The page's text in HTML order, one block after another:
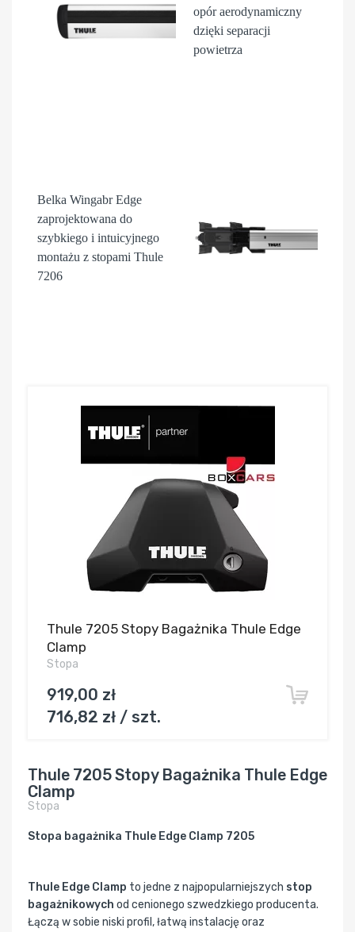
opór aerodynamiczny
dzięki separacji
powietrza
Belka Wingabr Edge
zaprojektowana do
szybkiego i intuicyjnego
montażu z stopami Thule
7206
Thule 7205 Stopy Bagażnika Thule Edge
Clamp
Stopa
919,00 zł
716,82 zł / szt.
Thule 7205 Stopy Bagażnika Thule Edge
Clamp
Stopa
Stopa bagażnika Thule Edge Clamp 7205
Thule Edge Clamp to jedne z najpopularniejszych stop
bagażnikowych od cenionego szwedzkiego producenta.
Łączą w sobie niski profil, łatwą instalację oraz